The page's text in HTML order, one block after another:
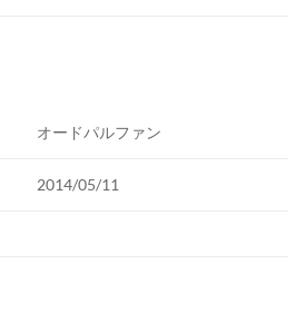
オードパルファン
2014/05/11